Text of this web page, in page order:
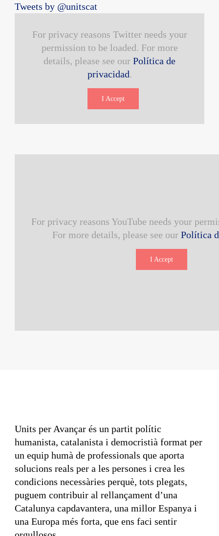
Tweets by @unitscat
For privacy reasons Twitter needs your
permission to be loaded. For more
details, please see our Política de
privacidad.
I Accept
For privacy reasons YouTube needs your
For more details, please see our Política
I Accept
Units per Avançar és un partit polític
humanista, catalanista i democristià format per
un equip humà de professionals que aporta
solucions reals per a les persones i crea les
condicions necessàries perquè, tots plegats,
puguem contribuir al rellançament d’una
Catalunya capdavantera, una millor Espanya i
una Europa més forta, que ens faci sentir